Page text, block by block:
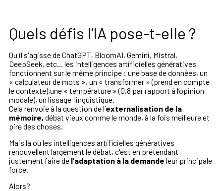
Quels défis l'IA pose-t-elle ?
Qu'il s'agisse de ChatGPT, BloomAI, Gemini, Mistral,
DeepSeek, etc ... les intelligences artificielles génératives
fonctionnent sur le même principe : une base de données, un
« calculateur de mots », un « transformer » (prend en compte
le contexte),une « température » (0,8 par rapport à l’opinion
modale), un lissage linguistique.
Cela renvoie à la question de l’externalisation de la
mémoire, débat vieux comme le monde, à la fois meilleure et
pire des choses
Mais là où les intelligences artificielles génératives
renouvellent largement le débat, c'est en prétendant
justement faire de l’adaptation à la demande leur principale
force.
Alors?